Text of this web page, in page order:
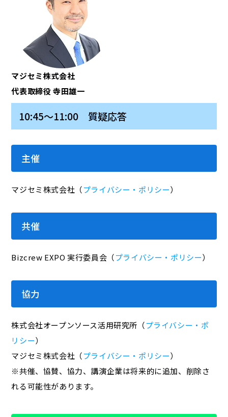
マジセミ株式会社
代表取締役 寺田雄一
10:45～11:00 質疑応答
主催
マジセミ株式会社（プライバシー・ポリシー）
共催
Bizcrew EXPO 実行委員会（プライバシー・ポリシー）
協力
株式会社オープンソース活用研究所（プライバシー・ポ
リシー）
マジセミ株式会社（プライバシー・ポリシー）
※共催、協賛、協力、講演企業は将来的に追加、削除さ
れる可能性があります。